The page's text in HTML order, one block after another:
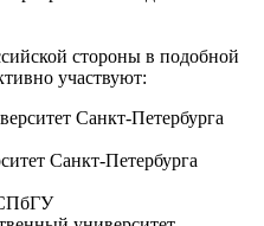
стороны в подобной
участвуют:
Санкт-Петербурга
Санкт-Петербурга